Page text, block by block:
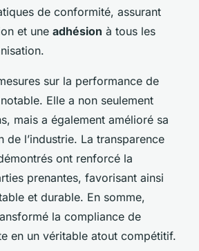
de conformité, assurant
et une adhésion à tous les
sur la performance de
Elle a non seulement
mais a également amélioré sa
de l’industrie. La transparence
ont renforcé la
prenantes, favorisant ainsi
et durable. En somme,
la compliance de
en un véritable atout compétitif.